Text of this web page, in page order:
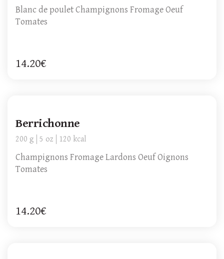
Blanc de poulet Champignons Fromage Oeuf
Tomates
14.20€
Berrichonne
200 g 5 oz 120 kcal
Champignons Fromage Lardons Oeuf Oignons
Tomates
14.20€